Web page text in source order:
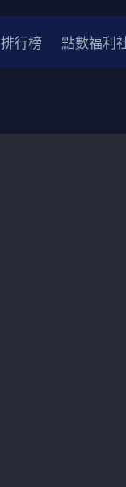
排行榜 點數福利